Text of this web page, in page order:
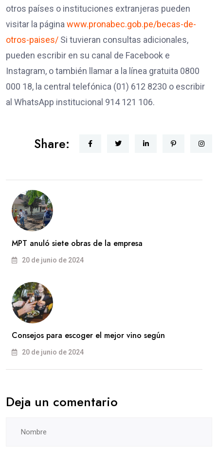
otros países o instituciones extranjeras pueden
visitar la páginawww.pronabec.gob.pe/becas-de-
otros-paises/ Si tuvieran consultas adicionales,
pueden escribir en su canal de Facebook e
Instagram, o también llamar a la línea gratuita 0800
000 18, la central telefónica (01) 612 8230 o escribir
al WhatsApp institucional 914 121 106.
Share:
MPT anuló siete obras de la empresa
20 de junio de 2024
Consejos para escoger el mejor vino según
20 de junio de 2024
Deja un comentario